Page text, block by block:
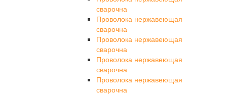
сварочна
Проволока нержавеющая
сварочна
Проволока нержавеющая
сварочна
Проволока нержавеющая
сварочна
Проволока нержавеющая
сварочна